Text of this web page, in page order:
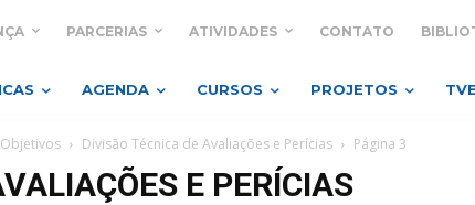
PARCERIAS ATIVIDADES CONTATO
AGENDA CURSOS PROJETOS
Divisão Técnica de Avaliações e Perícias Página 3
E PERÍCIAS